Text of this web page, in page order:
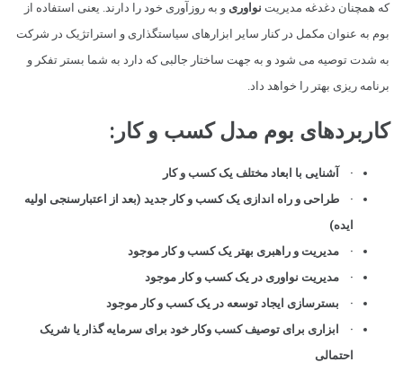
که همچنان دغدغه مدیریت نواوری و به روزآوری خود را دارند. یعنی استفاده از
بوم به عنوان مکمل در کنار سایر ابزارهای سیاستگذاری و استراتژیک در شرکت
به شدت توصیه می شود و به جهت ساختار جالبی که دارد به شما بستر تفکر و
برنامه ریزی بهتر را خواهد داد.
کاربردهای بوم مدل کسب و کار:
· آشنایی با ابعاد مختلف یک کسب و کار
· طراحی و راه اندازی یک کسب و کار جدید (بعد از اعتبارسنجی اولیه
ایده)
· مدیریت و راهبری بهتر یک کسب و کار موجود
· مدیریت نواوری در یک کسب و کار موجود
· بسترسازی ایجاد توسعه در یک کسب و کار موجود
· ابزاری برای توصیف کسب وکار خود برای سرمایه گذار یا شریک
احتمالی